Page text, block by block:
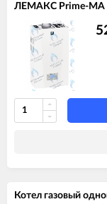
ЛЕМАКС Prime-MA
Котел газовый